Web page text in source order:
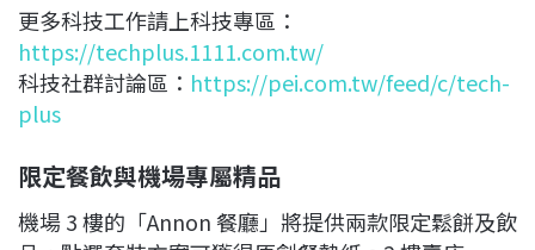
更多科技工作請上科技專區：
https://techplus.1111.com.tw/
科技社群討論區： https://pei.com.tw/feed/c/tech-
plus
限定餐飲與機場專屬精品
機場 3 樓的「Annon 餐廳」將提供兩款限定鬆餅及飲